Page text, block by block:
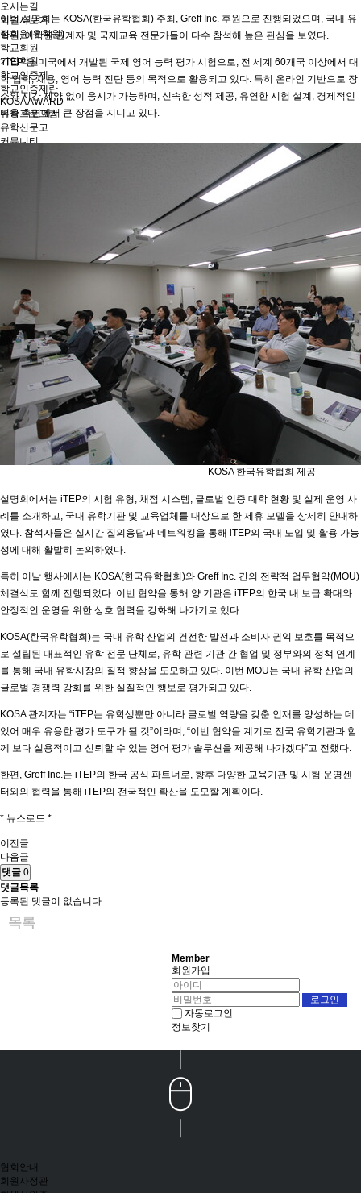
오시는길
회원사보기
정회원(유학원)
학교회원
기업회원
학교인증제
학교인증제란
KOSA AWARD
유학프로그램
유학신문고
커뮤니티
이번 설명회는 KOSA(한국유학협회) 주최, Greff Inc. 후원으로 진행되었으며, 국내 유
학원, 어학원 관계자 및 국제교육 전문가들이 다수 참석해 높은 관심을 보였다.
‘iTEP’은 미국에서 개발된 국제 영어 능력 평가 시험으로, 전 세계 60개국 이상에서 대
학 입학, 채용, 영어 능력 진단 등의 목적으로 활용되고 있다. 특히 온라인 기반으로 장
소와 시간 제약 없이 응시가 가능하며, 신속한 성적 제공, 유연한 시험 설계, 경제적인
비용 측면에서 큰 장점을 지니고 있다.
KOSA 한국유학협회 제공
설명회에서는 iTEP의 시험 유형, 채점 시스템, 글로벌 인증 대학 현황 및 실제 운영 사
례를 소개하고, 국내 유학기관 및 교육업체를 대상으로 한 제휴 모델을 상세히 안내하
였다. 참석자들은 실시간 질의응답과 네트워킹을 통해 iTEP의 국내 도입 및 활용 가능
성에 대해 활발히 논의하였다.
특히 이날 행사에서는 KOSA(한국유학협회)와 Greff Inc. 간의 전략적 업무협약(MOU)
체결식도 함께 진행되었다. 이번 협약을 통해 양 기관은 iTEP의 한국 내 보급 확대와
안정적인 운영을 위한 상호 협력을 강화해 나가기로 했다.
KOSA(한국유학협회)는 국내 유학 산업의 건전한 발전과 소비자 권익 보호를 목적으
로 설립된 대표적인 유학 전문 단체로, 유학 관련 기관 간 협업 및 정부와의 정책 연계
를 통해 국내 유학시장의 질적 향상을 도모하고 있다. 이번 MOU는 국내 유학 산업의
글로벌 경쟁력 강화를 위한 실질적인 행보로 평가되고 있다.
KOSA 관계자는 “iTEP는 유학생뿐만 아니라 글로벌 역량을 갖춘 인재를 양성하는 데
있어 매우 유용한 평가 도구가 될 것”이라며, “이번 협약을 계기로 전국 유학기관과 함
께 보다 실용적이고 신뢰할 수 있는 영어 평가 솔루션을 제공해 나가겠다”고 전했다.
한편, Greff Inc.는 iTEP의 한국 공식 파트너로, 향후 다양한 교육기관 및 시험 운영센
터와의 협력을 통해 iTEP의 전국적인 확산을 도모할 계획이다.
* 뉴스로드 *
이전글
다음글
댓글 0
댓글목록
등록된 댓글이 없습니다.
목록
Member
회원가입
자동로그인
정보찾기
협회안내
회원사정관